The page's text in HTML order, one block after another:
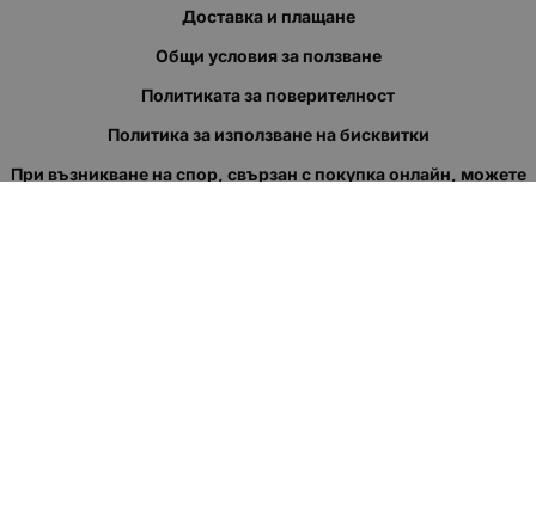
Доставка и плащане
Общи условия за ползване
Политиката за поверителност
Политика за използване на бисквитки
При възникване на спор, свързан с покупка онлайн, можете